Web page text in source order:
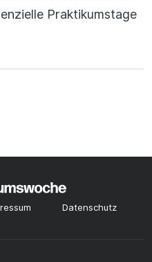
Praktikumstage
Datenschutz